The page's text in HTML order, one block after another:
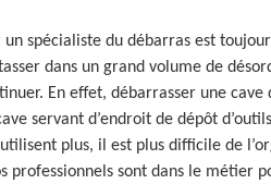
spécialiste du débarras est
dans un grand volume de
En effet, débarrasser une cave
servant d’endroit de dépôt
plus, il est plus difficile de
professionnels sont dans le métier